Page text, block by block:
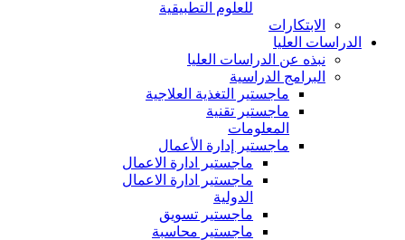
للعلوم التطبيقية
الابتكارات
الدراسات العليا
نبذه عن الدراسات العليا
البرامج الدراسية
ماجستير التغذية العلاجية
ماجستير تقنية
المعلومات
ماجستير إدارة الأعمال
ماجستير ادارة الاعمال
ماجستير ادارة الاعمال
الدولية
ماجستير تسويق
ماجستير محاسبة